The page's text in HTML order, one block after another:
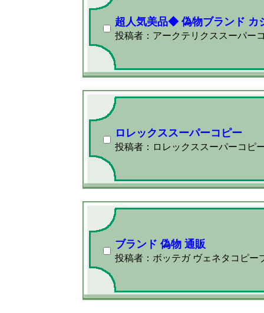
超人気美品◆ 偽物ブランド カ
投稿者：アークテリクススーパー
ロレックススーパーコピー
投稿者：ロレックススーパーコピ
ブランド 偽物 通販
投稿者：ボッテガ ヴェネタコピー